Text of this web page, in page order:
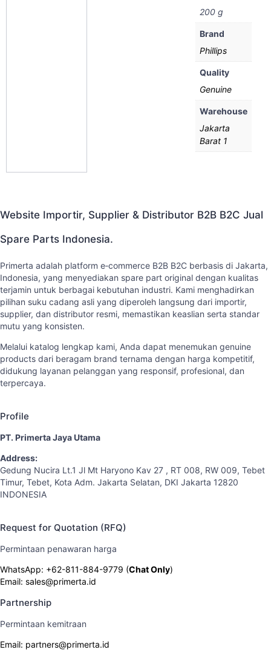
200 g
Brand
Phillips
Quality
Genuine
Warehouse
Jakarta
Barat 1
Website Importir, Supplier & Distributor B2B B2C Jual
Spare Parts Indonesia.
Primerta adalah platform e‑commerce B2B B2C berbasis di Jakarta,
Indonesia, yang menyediakan spare part original dengan kualitas
terjamin untuk berbagai kebutuhan industri. Kami menghadirkan
pilihan suku cadang asli yang diperoleh langsung dari importir,
supplier, dan distributor resmi, memastikan keaslian serta standar
mutu yang konsisten.
Melalui katalog lengkap kami, Anda dapat menemukan genuine
products dari beragam brand ternama dengan harga kompetitif,
didukung layanan pelanggan yang responsif, profesional, dan
terpercaya.
Profile
PT. Primerta Jaya Utama
Address:
Gedung Nucira Lt.1 Jl Mt Haryono Kav 27 , RT 008, RW 009, Tebet
Timur, Tebet, Kota Adm. Jakarta Selatan, DKI Jakarta 12820
INDONESIA
Request for Quotation (RFQ)
Permintaan penawaran harga
WhatsApp: +62-811-884-9779 (Chat Only)
Email: sales@primerta.id
Partnership
Permintaan kemitraan
Email: partners@primerta.id